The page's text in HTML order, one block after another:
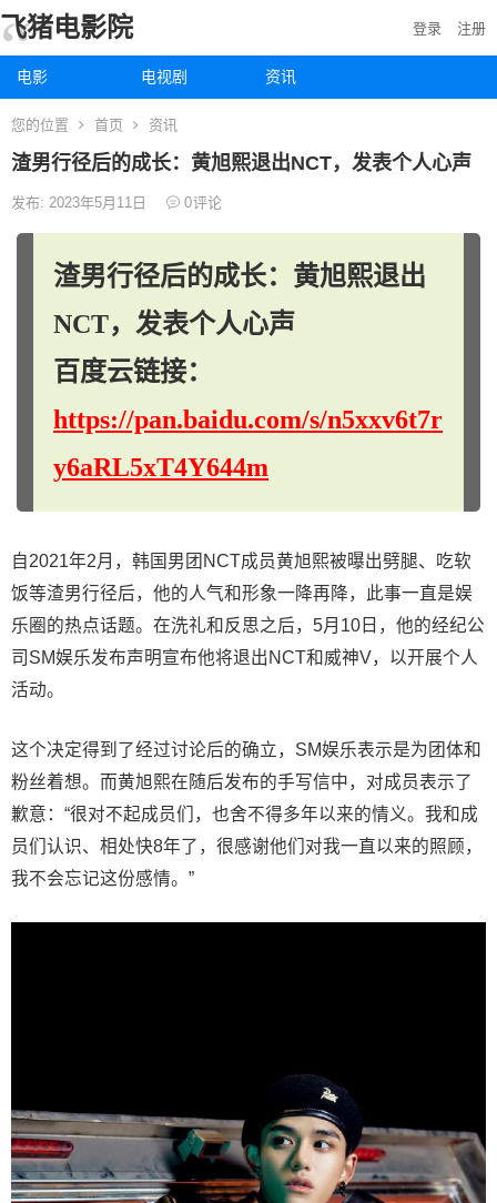
飞猪电影院
电影 电视剧 资讯
登录 注册
您的位置 首页 资讯
渣男行径后的成长：黄旭熙退出NCT，发表个人心声
发布: 2023年5月11日 0评论
渣男行径后的成长：黄旭熙退出
NCT，发表个人心声
百度云链接：
https://pan.baidu.com/s/n5xxv6t7r
y6aRL5xT4Y644m
自2021年2月，韩国男团NCT成员黄旭熙被曝出劈腿、吃软
饭等渣男行径后，他的人气和形象一降再降，此事一直是娱
乐圈的热点话题。在洗礼和反思之后，5月10日，他的经纪公
司SM娱乐发布声明宣布他将退出NCT和威神V，以开展个人
活动。
这个决定得到了经过讨论后的确立，SM娱乐表示是为团体和
粉丝着想。而黄旭熙在随后发布的手写信中，对成员表示了
歉意：“很对不起成员们，也舍不得多年以来的情义。我和成
员们认识、相处快8年了，很感谢他们对我一直以来的照顾，
我不会忘记这份感情。”